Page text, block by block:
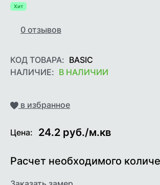
Хит
0 отзывов
КОД ТОВАРА: BASIC
НАЛИЧИЕ: В НАЛИЧИИ
Добавить
в избранное
Цена: 24.2руб./м.кв
Расчет необходимого